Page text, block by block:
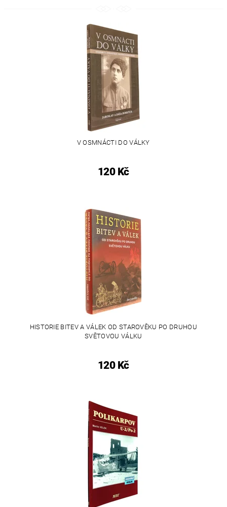
V OSMNÁCTI DO VÁLKY
120 Kč
HISTORIE BITEV A VÁLEK OD STAROVĚKU PO DRUHOU
SVĚTOVOU VÁLKU
120 Kč